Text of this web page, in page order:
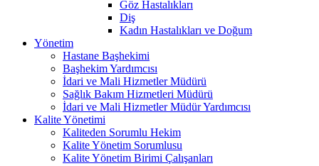
Göz Hastalıkları
Diş
Kadın Hastalıkları ve Doğum
Yönetim
Hastane Başhekimi
Başhekim Yardımcısı
İdari ve Mali Hizmetler Müdürü
Sağlık Bakım Hizmetleri Müdürü
İdari ve Mali Hizmetler Müdür Yardımcısı
Kalite Yönetimi
Kaliteden Sorumlu Hekim
Kalite Yönetim Sorumlusu
Kalite Yönetim Birimi Çalışanları